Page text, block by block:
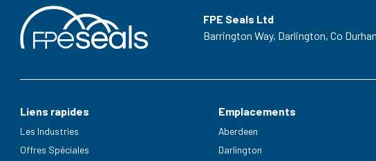
FPE Seals Ltd
Barrington Way, Darlington, Co
Liens rapides
Les Industries
Offres Spéciales
Emplacements
Aberdeen
Darlington